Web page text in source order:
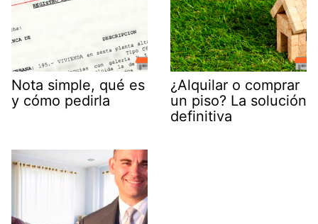
Nota simple, qué es
y cómo pedirla
¿Alquilar o comprar
un piso? La solución
definitiva